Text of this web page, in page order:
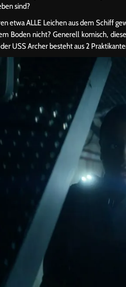
sind?
etwa ALLE Leichen aus dem Schiff
Boden nicht? Generell komisch,
USS Archer besteht aus 2